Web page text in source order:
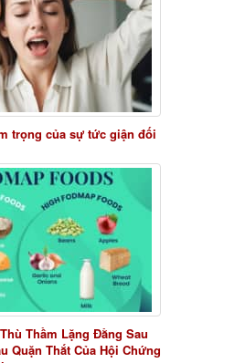
trọng của sự tức giận đối
Thầm Lặng Đằng Sau
Quặn Thắt Của Hội Chứng